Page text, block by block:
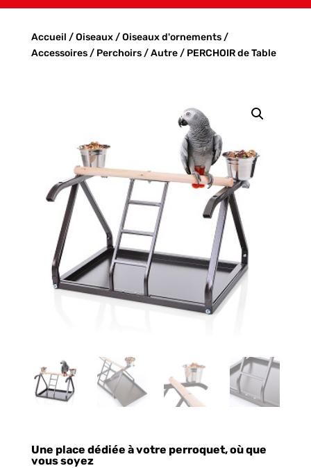
Accueil /Oiseaux/Oiseaux d'ornements/
Accessoires/ Perchoirs/Autre/ PERCHOIR de Table
Une place dédiée à votre perroquet, où que
vous soyez